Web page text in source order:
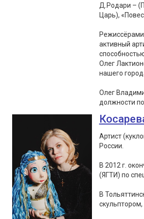
Д.Родари –
Царь),
активный
Олег
нашего
Олег
должности
Артист
России.
В 2012 г.
(ЯГТИ) по
В
скульптором,